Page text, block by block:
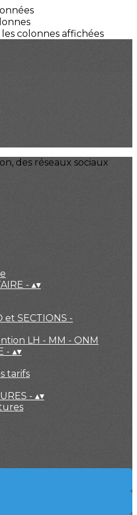
colonnes affichées
des réseaux sociaux
- ▴▾
et SECTIONS -
LH - MM - ONM
- ▴▾
tarifs
- ▴▾